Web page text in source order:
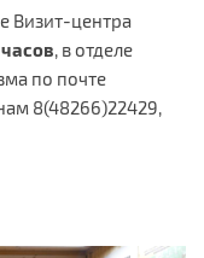
Визит-центра
, в отделе
по почте
8(48266)22429,